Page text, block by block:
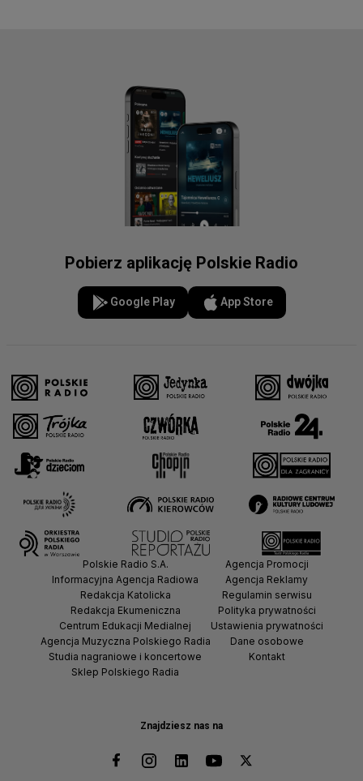
Pobierz aplikację Polskie Radio
Google Play App Store
Znajdziesz nas na
Polskie Radio S.A.
Informacyjna Agencja Radiowa
Redakcja Katolicka
Redakcja Ekumeniczna
Centrum Edukacji Medialnej
Agencja Muzyczna Polskiego Radia
Studia nagraniowe i koncertowe
Sklep Polskiego Radia
Agencja Promocji
Agencja Reklamy
Regulamin serwisu
Polityka prywatności
Ustawienia prywatności
Dane osobowe
Kontakt